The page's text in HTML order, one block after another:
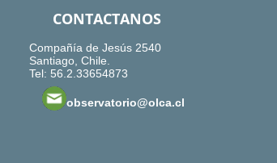
CONTACTANOS
Compañía de Jesús 2540
Santiago, Chile.
Tel: 56.2.33654873
observatorio@olca.cl